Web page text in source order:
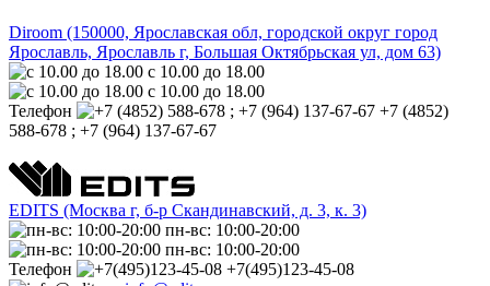
Diroom (150000, Ярославская обл, городской округ город
Ярославль, Ярославль г, Большая Октябрьская ул, дом 63)
с 10.00 до 18.00
с 10.00 до 18.00
Телефон
+7 (4852)
588-678 ; +7 (964) 137-67-67
EDITS (Москва г, б-р Cкандинавский, д. 3, к. 3)
пн-вс: 10:00-20:00
пн-вс: 10:00-20:00
Телефон
+7(495)123-45-08